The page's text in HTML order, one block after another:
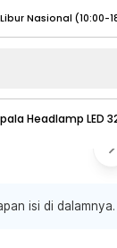
- Minggu (08:00 -
Libur Nasional
Libur Nasional
Nasional
Nasional (12:00-
Headlamp LED
isi di dalamnya.